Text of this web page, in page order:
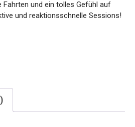
und ein tolles Gefühl auf
und reaktionsschnelle Sessions!